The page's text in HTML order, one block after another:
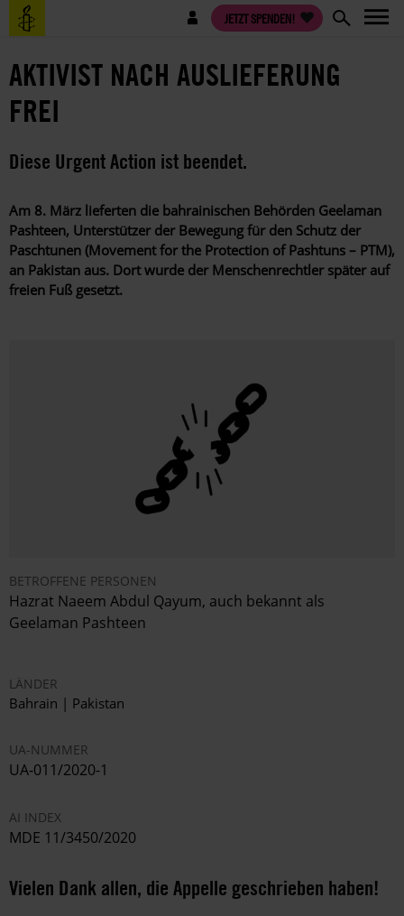
Direkt
zum
Benutzermenü JETZT SPENDEN!
AKTIVIST NACH AUSLIEFERUNG
FREI
Diese Urgent Action ist beendet.
Am 8. März lieferten die bahrainischen Behörden Geelaman
Pashteen, Unterstützer der Bewegung für den Schutz der
Paschtunen (Movement for the Protection of Pashtuns – PTM),
an Pakistan aus. Dort wurde der Menschenrechtler später auf
freien Fuß gesetzt.
BETROFFENE PERSONEN
Hazrat Naeem Abdul Qayum, auch bekannt als
Geelaman Pashteen
LÄNDER
Bahrain | Pakistan
UA-NUMMER
UA-011/2020-1
AI INDEX
MDE 11/3450/2020
Vielen Dank allen, die Appelle geschrieben haben!